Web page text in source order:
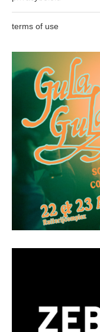
terms of use